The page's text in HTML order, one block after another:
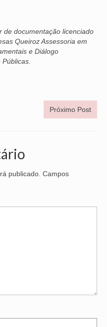
de documentação licenciado
Queiroz Assessoria em
e Diálogo
Próximo Post
publicado. Campos